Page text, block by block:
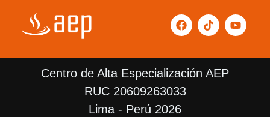
F
a
b
o
o
k
T
i
o
k
Y
o
u
Centro de Alta Especialización AEP
RUC 20609263033
Lima - Perú 2026